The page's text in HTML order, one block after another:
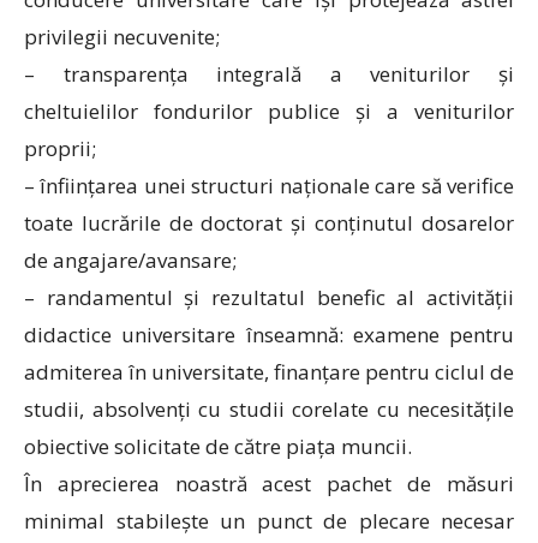
privilegii necuvenite;
– transparența integrală a veniturilor și
cheltuielilor fondurilor publice și a veniturilor
proprii;
– înființarea unei structuri naționale care să verifice
toate lucrările de doctorat și conținutul dosarelor
de angajare/avansare;
– randamentul și rezultatul benefic al activității
didactice universitare înseamnă: examene pentru
admiterea în universitate, finanțare pentru ciclul de
studii, absolvenți cu studii corelate cu necesitățile
obiective solicitate de către piața muncii.
În aprecierea noastră acest pachet de măsuri
minimal stabilește un punct de plecare necesar